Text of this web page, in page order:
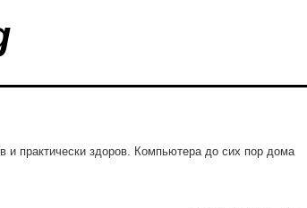
и практически здоров. Компьютера до сих пор дома